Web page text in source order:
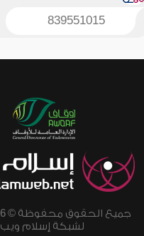
839551015
لشبكة إسلام ويب